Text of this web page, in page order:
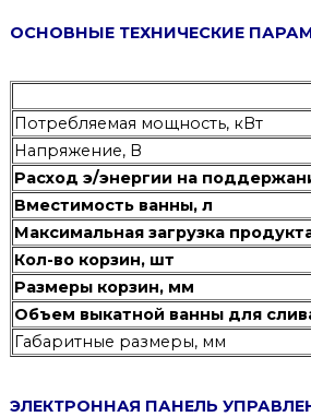
ОСНОВНЫЕ ТЕХНИЧЕСКИЕ
Потребляемая мощность, кВт
Напряжение, В
Расход э/энергии на
Вместимость ванны, л
Максимальная загрузка
Кол-во корзин, шт
Размеры корзин, мм
Объем выкатной ванны для
Габаритные размеры, мм
ЭЛЕКТРОННАЯ ПАНЕЛЬ